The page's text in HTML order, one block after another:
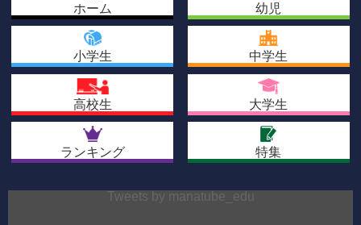
ホーム 幼児
小学生 中学生
高校生 大学生
ランキング 特集
Tweets by manatube_edu